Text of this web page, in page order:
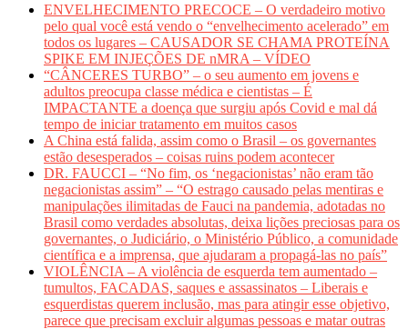
ENVELHECIMENTO PRECOCE – O verdadeiro motivo
pelo qual você está vendo o “envelhecimento acelerado” em
todos os lugares – CAUSADOR SE CHAMA PROTEÍNA
SPIKE EM INJEÇÕES DE nMRA – VÍDEO
“CÂNCERES TURBO” – o seu aumento em jovens e
adultos preocupa classe médica e cientistas – É
IMPACTANTE a doença que surgiu após Covid e mal dá
tempo de iniciar tratamento em muitos casos
A China está falida, assim como o Brasil – os governantes
estão desesperados – coisas ruins podem acontecer
DR. FAUCCI – “No fim, os ‘negacionistas’ não eram tão
negacionistas assim” – “O estrago causado pelas mentiras e
manipulações ilimitadas de Fauci na pandemia, adotadas no
Brasil como verdades absolutas, deixa lições preciosas para os
governantes, o Judiciário, o Ministério Público, a comunidade
científica e a imprensa, que ajudaram a propagá-las no país”
VIOLÊNCIA – A violência de esquerda tem aumentado –
tumultos, FACADAS, saques e assassinatos – Liberais e
esquerdistas querem inclusão, mas para atingir esse objetivo,
parece que precisam excluir algumas pessoas e matar outras